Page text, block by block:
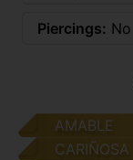
Piercings: No
AMABLE
CARIÑOSA